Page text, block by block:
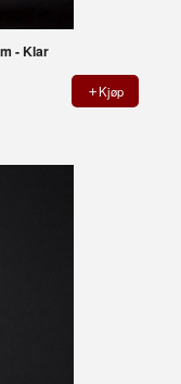
- Klar
Kjøp